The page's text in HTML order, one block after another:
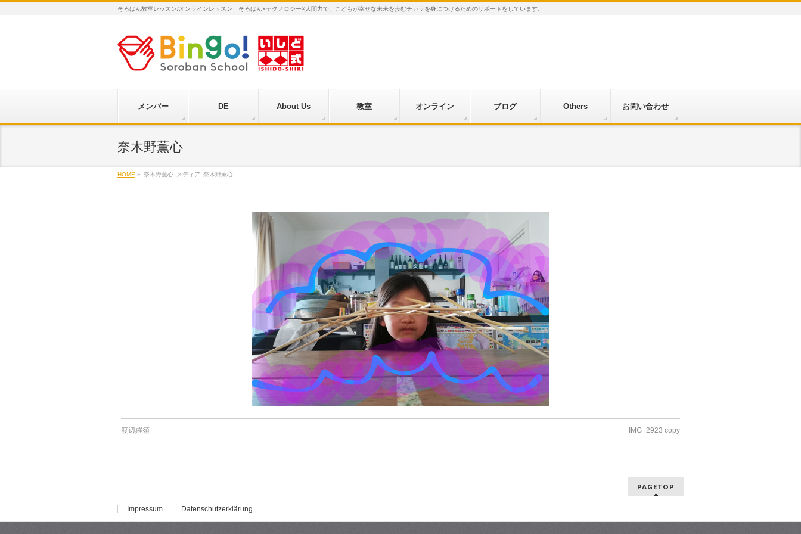
そろばん教室レッスン/オンラインレッスン そろばん×テクノロジー×人間力で、こどもが幸せな未来を歩むチカラを身につけるためのサポートをしています。
メンバー DE About Us 教室 オンライン ブログ Others お問い合わせ
奈木野薫心
HOME » 奈木野薫心 メディア 奈木野薫心
渡辺羅須 IMG_2923 copy
PAGETOP
Impressum Datenschutzerklärung